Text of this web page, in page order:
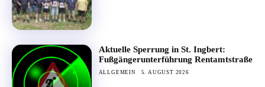
Aktuelle Sperrung in St. Ingbert:
Fußgängerunterführung Rentamtstraße
ALLGEMEIN 5. AUGUST 2026